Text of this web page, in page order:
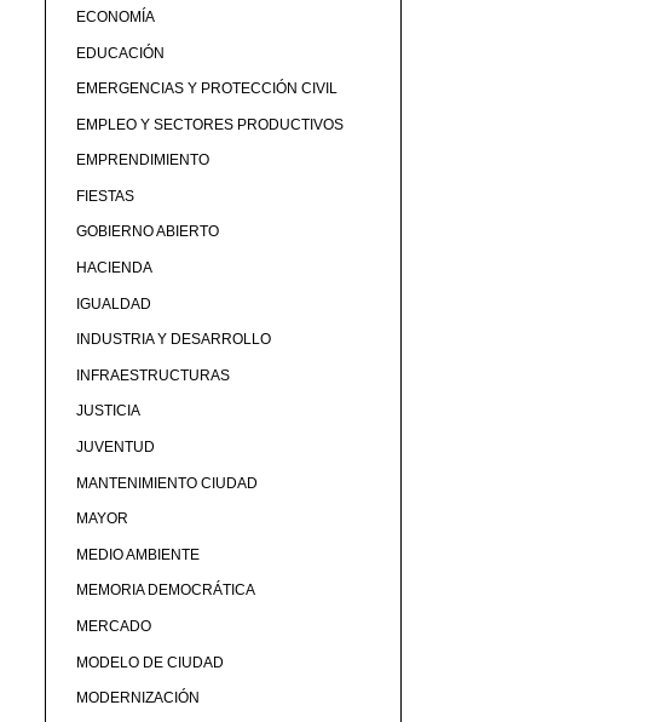
ECONOMÍA
EDUCACIÓN
EMERGENCIAS Y PROTECCIÓN CIVIL
EMPLEO Y SECTORES PRODUCTIVOS
EMPRENDIMIENTO
FIESTAS
GOBIERNO ABIERTO
HACIENDA
IGUALDAD
INDUSTRIA Y DESARROLLO
INFRAESTRUCTURAS
JUSTICIA
JUVENTUD
MANTENIMIENTO CIUDAD
MAYOR
MEDIO AMBIENTE
MEMORIA DEMOCRÁTICA
MERCADO
MODELO DE CIUDAD
MODERNIZACIÓN